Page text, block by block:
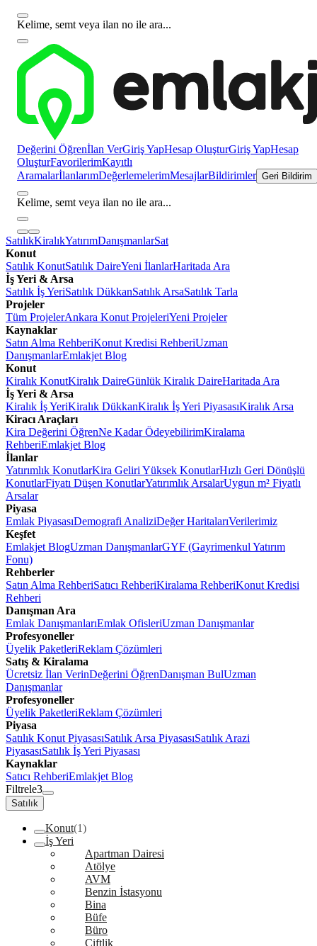
Kelime, semt veya ilan no ile ara...
Değerini Öğrenİlan VerGiriş YapHesap OluşturGiriş YapHesap
OluşturFavorilerimKayıtlı
AramalarİlanlarımDeğerlemelerimMesajlarBildirimler Geri Bildirim
Kelime, semt veya ilan no ile ara...
SatılıkKiralıkYatırımDanışmanlarSat
Konut
Satılık KonutSatılık DaireYeni İlanlarHaritada Ara
İş Yeri & Arsa
Satılık İş YeriSatılık DükkanSatılık ArsaSatılık Tarla
Projeler
Tüm ProjelerAnkara Konut ProjeleriYeni Projeler
Kaynaklar
Satın Alma RehberiKonut Kredisi RehberiUzman
DanışmanlarEmlakjet Blog
Konut
Kiralık KonutKiralık DaireGünlük Kiralık DaireHaritada Ara
İş Yeri & Arsa
Kiralık İş YeriKiralık DükkanKiralık İş Yeri PiyasasıKiralık Arsa
Kiracı Araçları
Kira Değerini ÖğrenNe Kadar ÖdeyebilirimKiralama
RehberiEmlakjet Blog
İlanlar
Yatırımlık KonutlarKira Geliri Yüksek KonutlarHızlı Geri Dönüşlü
KonutlarFiyatı Düşen KonutlarYatırımlık ArsalarUygun m² Fiyatlı
Arsalar
Piyasa
Emlak PiyasasıDemografi AnaliziDeğer HaritalarıVerilerimiz
Keşfet
Emlakjet BlogUzman DanışmanlarGYF (Gayrimenkul Yatırım
Fonu)
Rehberler
Satın Alma RehberiSatıcı RehberiKiralama RehberiKonut Kredisi
Rehberi
Danışman Ara
Emlak DanışmanlarıEmlak OfisleriUzman Danışmanlar
Profesyoneller
Üyelik PaketleriReklam Çözümleri
Satış & Kiralama
Ücretsiz İlan VerinDeğerini ÖğrenDanışman BulUzman
Danışmanlar
Profesyoneller
Üyelik PaketleriReklam Çözümleri
Piyasa
Satılık Konut PiyasasıSatılık Arsa PiyasasıSatılık Arazi
PiyasasıSatılık İş Yeri Piyasası
Kaynaklar
Satıcı RehberiEmlakjet Blog
Filtrele3
Satılık
Konut(1)
İş Yeri
Apartman Dairesi
Atölye
AVM
Benzin İstasyonu
Bina
Büfe
Büro
Çiftlik